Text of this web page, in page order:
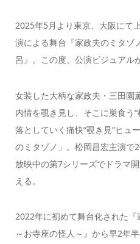
2025年5月より東京、大阪にて
演による舞台『家政夫のミタゾ
呂』。この度、公演ビジュアル
女装した大柄な家政夫・三田園
内情を覗き見し、そこに巣食う
落としていく痛快“覗き見”ヒュ
のミタゾノ」。松岡昌宏主演で
放映中の第7シリーズでドラマ
える。
2022年に初めて舞台化された『
～お寺座の怪人～』から早2年